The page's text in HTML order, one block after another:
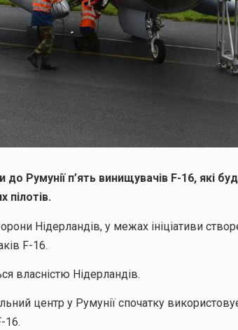
до Румунії п’ять винищувачів F-16, які
пілотів.
Нідерландів, у межах ініціативи
F-16.
власністю Нідерландів.
центр у Румунії спочатку
16.